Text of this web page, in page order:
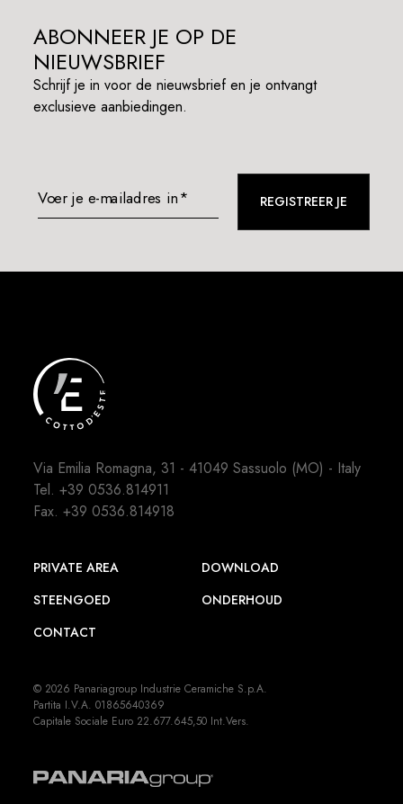
ABONNEER JE OP DE
NIEUWSBRIEF
Schrijf je in voor de nieuwsbrief en je ontvangt
exclusieve aanbiedingen.
Voer je e-mailadres in* REGISTREER JE
Via Emilia Romagna, 31 - 41049 Sassuolo (MO) - Italy
Tel.+39 0536.814911
Fax. +39 0536.814918
PRIVATE AREA
DOWNLOAD
STEENGOED
ONDERHOUD
CONTACT
© 2026 Panariagroup Industrie Ceramiche S.p.A.
Partita I.V.A. 01865640369
Capitale Sociale Euro 22.677.645,50 Int.Vers.